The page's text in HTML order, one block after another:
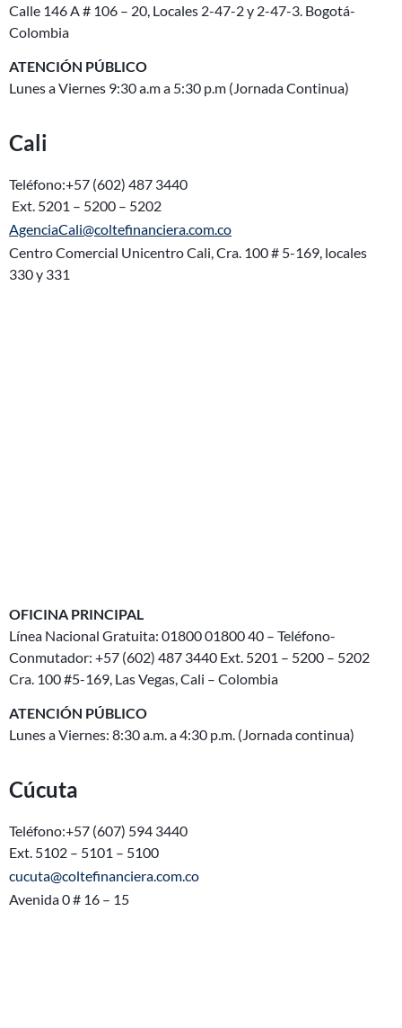
Calle 146 A # 106 – 20, Locales 2-47-2 y 2-47-3. Bogotá-
Colombia
ATENCIÓN PÚBLICO
Lunes a Viernes 9:30 a.m a 5:30 p.m (Jornada Continua)
Cali
Teléfono:+57 (602) 487 3440
Ext. 5201 – 5200 – 5202
AgenciaCali@coltefinanciera.com.co
Centro Comercial Unicentro Cali, Cra. 100 # 5-169, locales
330 y 331
OFICINA PRINCIPAL
Línea Nacional Gratuita: 01800 01800 40 – Teléfono-
Conmutador: +57 (602) 487 3440 Ext. 5201 – 5200 – 5202
Cra. 100 #5-169, Las Vegas, Cali – Colombia
ATENCIÓN PÚBLICO
Lunes a Viernes: 8:30 a.m. a 4:30 p.m. (Jornada continua)
Cúcuta
Teléfono:+57 (607) 594 3440
Ext. 5102 – 5101 – 5100
cucuta@coltefinanciera.com.co
Avenida 0 # 16 – 15